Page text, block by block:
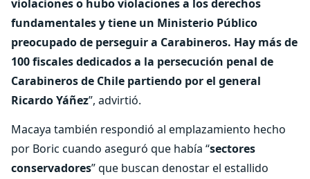
violaciones o hubo violaciones a los derechos
fundamentales y tiene un Ministerio Público
preocupado de perseguir a Carabineros. Hay más de
100 fiscales dedicados a la persecución penal de
Carabineros de Chile partiendo por el general
Ricardo Yáñez”, advirtió.
Macaya también respondió al emplazamiento hecho
por Boric cuando aseguró que había “sectores
conservadores” que buscan denostar el estallido